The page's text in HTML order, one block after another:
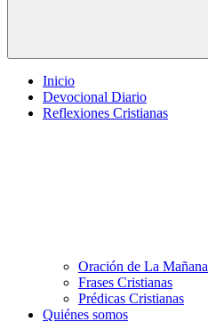
Inicio
Devocional Diario
Reflexiones Cristianas
Oración de La Mañana
Frases Cristianas
Prédicas Cristianas
Quiénes somos